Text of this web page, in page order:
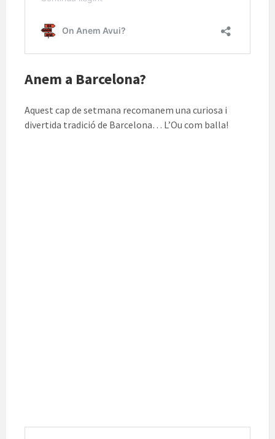
Anem a Barcelona?
Aquest cap de setmana recomanem una curiosa i
divertida tradició de Barcelona… L’Ou com balla!